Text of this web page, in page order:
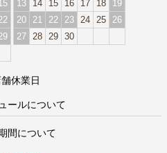
13
14 15 16 17 18
19
20
21 22 23 24 25
26
27
28 29 30
舗休業日
ールについて
間について